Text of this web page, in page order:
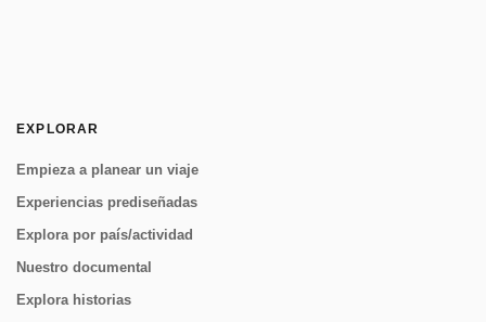
EXPLORAR
Empieza a planear un viaje
Experiencias prediseñadas
Explora por país/actividad
Nuestro documental
Explora historias